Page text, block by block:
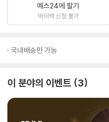
예스24에 팔기
바이백 신청 불가
국내배송만 가능
이 분야의 이벤트 3